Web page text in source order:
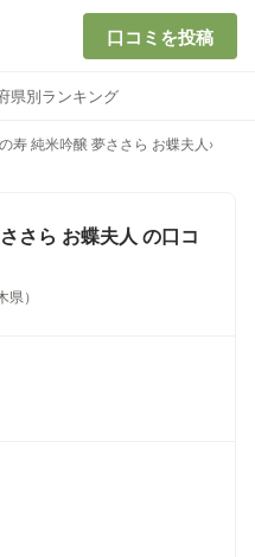
口コミを投稿
県別ランキング
寿 純米吟醸 夢ささら お蝶夫人 ›
さら お蝶夫人 の口コ
県）